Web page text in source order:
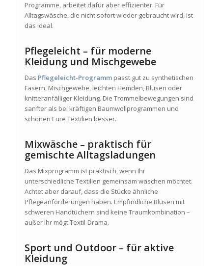
Programme, arbeitet dafür aber effizienter. Für
Alltagswäsche, die nicht sofort wieder gebraucht wird, ist
das ideal.
Pflegeleicht – für moderne
Kleidung und Mischgewebe
Das Pflegeleicht-Programmpasst gut zu synthetischen
Fasern, Mischgewebe, leichten Hemden, Blusen oder
knitteranfälliger Kleidung. Die Trommelbewegungen sind
sanfter als bei kräftigen Baumwollprogrammen und
schonen Eure Textilien besser.
Mixwäsche – praktisch für
gemischte Alltagsladungen
Das Mixprogramm ist praktisch, wenn Ihr
unterschiedliche Textilien gemeinsam waschen möchtet.
Achtet aber darauf, dass die Stücke ähnliche
Pflegeanforderungen haben. Empfindliche Blusen mit
schweren Handtüchern sind keine Traumkombination –
außer Ihr mögt Textil-Drama.
Sport und Outdoor – für aktive
Kleidung